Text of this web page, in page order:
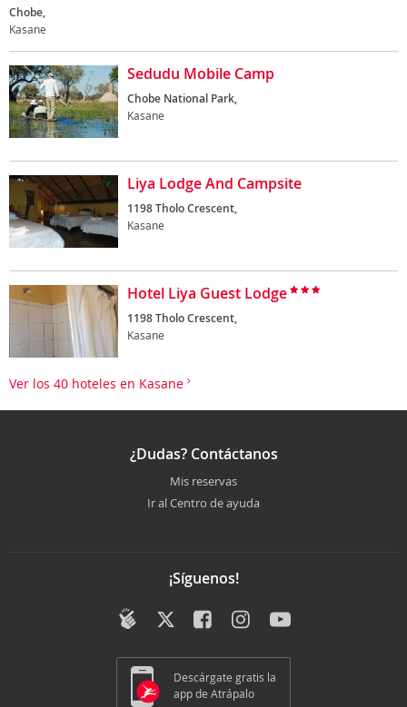
Chobe,
Kasane
Sedudu Mobile Camp
Chobe National Park,
Kasane
Liya Lodge And Campsite
1198 Tholo Crescent,
Kasane
Hotel Liya Guest Lodge
1198 Tholo Crescent,
Kasane
Ver los 40 hoteles en Kasane
¿Dudas? Contáctanos
Mis reservas
Ir al Centro de ayuda
¡Síguenos!
Descárgate gratis la
app de Atrápalo